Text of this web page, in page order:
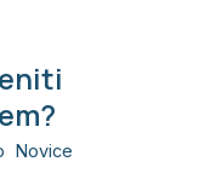
Novice